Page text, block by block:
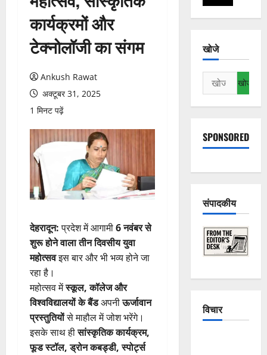
कार्यक्रमों और
टेक्नोलॉजी का संगम
Ankush Rawat
अक्टूबर 31, 2025
1 मिनट पढ़ें
देहरादून:प्रदेश में आगामी6 नवंबर से
शुरू होने वाला तीन दिवसीय युवा
महोत्सवइस बार और भी भव्य होने जा
रहा है।
महोत्सव मेंस्कूल, कॉलेज और
विश्वविद्यालयों के बैंडअपनीऊर्जावान
प्रस्तुतियोंसे माहौल में जोश भरेंगे।
इसके साथ हीसांस्कृतिक कार्यक्रम,
फूड स्टॉल, ड्रोन कबड्डी, स्पोर्ट्स
खोजे
निम्न
को
खोजें:
SPONSORED
संपादकीय
विचार